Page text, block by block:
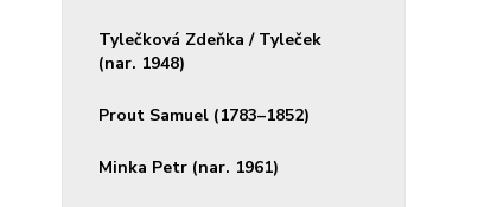
Tylečková Zdeňka / Tyleček
(nar. 1948)
Prout Samuel (1783–1852)
Minka Petr (nar. 1961)